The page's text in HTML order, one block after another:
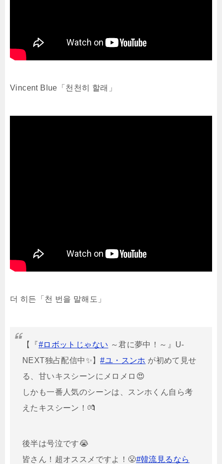
Vincent Blue「천천히 할래」
더 히든「천 번을 말해도」
【『#ロボットじゃない ～君に夢中！～』U-
NEXT独占配信中✨】#ユ・スンホ が初めて見せ
る、甘いキスシーンにメロメロ😍
しかも一番人気のシーンは、スンホくん自ら考
えたキスシーン！💏
後半は号泣です😭
皆さん！超オススメですよ！😤#韓流見るなら